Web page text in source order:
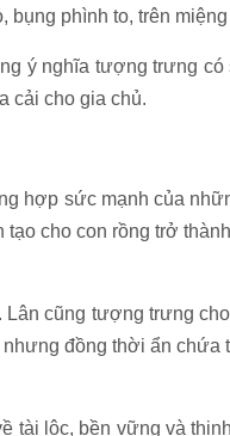
phình to, trên miệng
ý nghĩa tượng trưng
cải cho gia chủ.
hợp sức mạnh của
cho con rồng trở
cũng tượng trưng
đồng thời ẩn chứa
tài lộc, bền vững và